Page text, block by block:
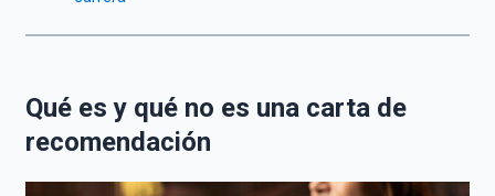
Qué es y qué no es una carta de
recomendación